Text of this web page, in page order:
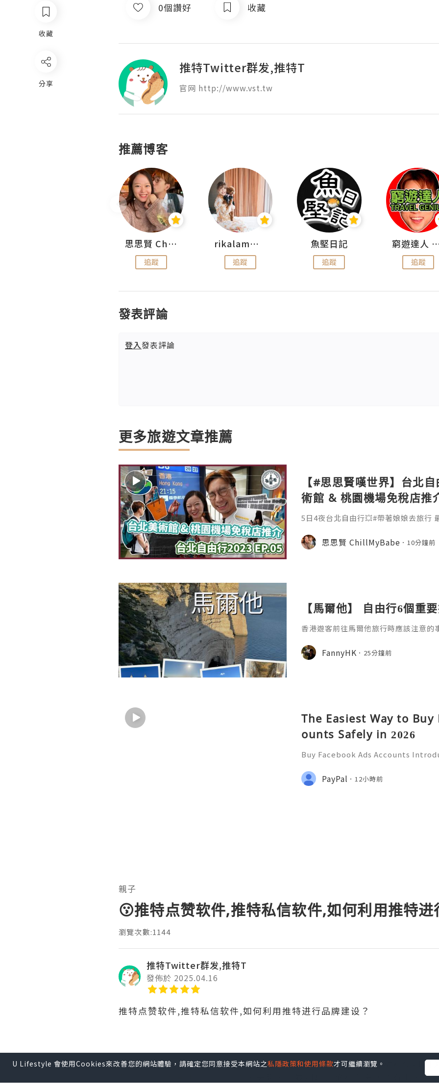
收藏
分享
0個讚好 收藏
推特Twitter群发,推特T
官网 http://www.vst.tw
推薦博客
思思賢 ChillMyBabe
追蹤
rikalammm
追蹤
魚堅日記
追蹤
窮遊達人
追蹤
發表評論
登入發表評論
更多旅遊文章推薦
【#思思賢嘆世界】台北
術館 & 桃園機場免稅店推
5日4夜台北自由行💥#帶著娘娘去旅行
pening & 酒店Review 📍 和苑三井花
📍 Japoli義大利餐酒館新生店 06:33
思思賢 ChillMyBabe 10分鐘前
【馬爾他】 自由行6個重
香港遊客前往馬爾他旅行時應該注意的
FannyHK 25分鐘前
The Easiest Way to Buy
ounts Safely in 2026
Buy Facebook Ads Accounts
ng strategy? If so, navigating the
sing can be challenging. W
PayPal 12小時前
親子
😗推特点赞软件,推特私信软件,如何利用推特
瀏覽次數:1144
推特Twitter群发,推特T
發佈於 2025.04.16
推特点赞软件,推特私信软件,如何利用推特进行品牌建设？
推特是品牌建设的重要平台。通过分享高质量内容、与用户互动和使用相
牌的知名度和影响力。定期发布更新、回复用户评论和消息，也有助于建
U Lifestyle 會使用Cookies來改善您的網站體驗，請確定您同意接受本網站之私隱政策和使用條款才可繼續瀏覽。